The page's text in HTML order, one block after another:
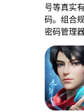
号等真实
码。组合
密码管理